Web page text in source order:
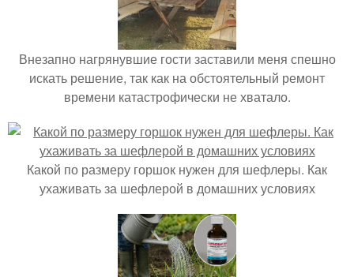
Внезапно нагрянувшие гости заставили меня спешно
искать решение, так как на обстоятельный ремонт
времени катастрофически не хватало.
Какой по размеру горшок нужен для шефлеры. Как
ухаживать за шефлерой в домашних условиях